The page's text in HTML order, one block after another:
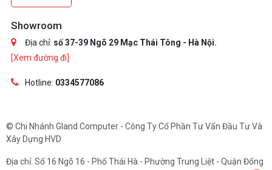
Showroom
Địa chỉ: số 37-39 Ngõ 29 Mạc Thái Tông - Hà Nội.
[Xem đường đi]
Hotline: 0334577086
© Chi Nhánh Gland Computer - Công Ty Cổ Phần Tư Vấn Đầu Tư Và
Xây Dựng HVD
Địa chỉ: Số 16 Ngõ 16 - Phố Thái Hà - Phường Trung Liệt - Quận Đống